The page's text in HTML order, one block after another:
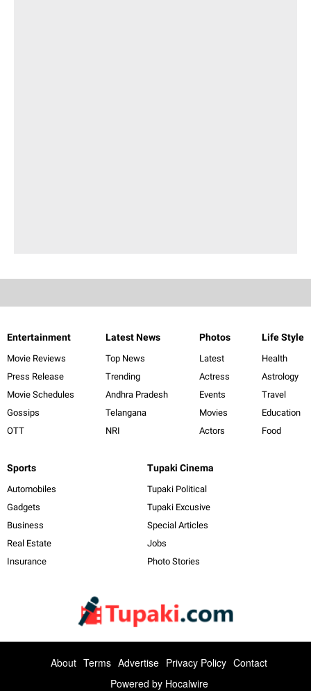
Entertainment
Movie Reviews
Press Release
Movie Schedules
Gossips
OTT
Latest News
Top News
Trending
Andhra Pradesh
Telangana
NRI
Photos
Latest
Actress
Events
Movies
Actors
Life Style
Health
Astrology
Travel
Education
Food
Sports
Automobiles
Gadgets
Business
Real Estate
Insurance
Tupaki Cinema
Tupaki Political
Tupaki Excusive
Special Articles
Jobs
Photo Stories
About Terms Advertise Privacy Policy Contact
Powered by Hocalwire